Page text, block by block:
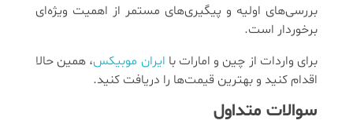
بررسی‌های اولیه و پیگیری‌های مستمر از اهمیت ویژه‌ای
برخوردار است.
برای واردات از چین و امارات با ایران موبیکس، همین حالا
اقدام کنید و بهترین قیمت‌ها را دریافت کنید.
سوالات متداول